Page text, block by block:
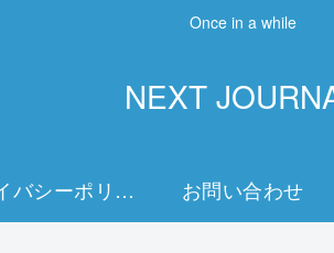
Once in a while
NEXT
プライバシーポリシー お問い合わせ